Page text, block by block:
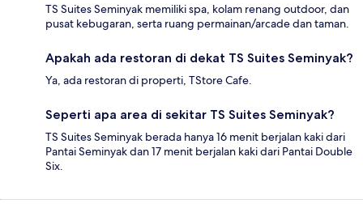
TS Suites Seminyak memiliki spa, kolam renang outdoor, dan
pusat kebugaran, serta ruang permainan/arcade dan taman.
Apakah ada restoran di dekat TS Suites Seminyak?
Ya, ada restoran di properti, TStore Cafe.
Seperti apa area di sekitar TS Suites Seminyak?
TS Suites Seminyak berada hanya 16 menit berjalan kaki dari
Pantai Seminyak dan 17 menit berjalan kaki dari Pantai Double
Six.